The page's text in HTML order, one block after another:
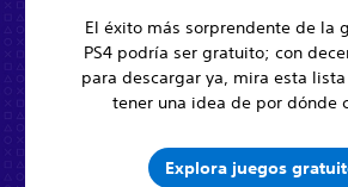
El éxito más sorprendente de la
PS4 podría ser gratuito; con
para descargar ya, mira esta
tener una idea de por dónde
Explora juegos